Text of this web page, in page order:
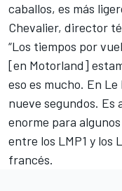
caballos, es más
Chevalier, director
“Los tiempos por
[en Motorland]
eso es mucho. En
nueve segundos. Es
enorme para
entre los LMP1 y los
francés.